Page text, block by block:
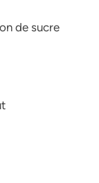
de sucre